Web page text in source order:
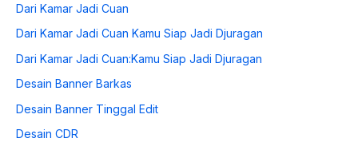
Dari Kamar Jadi Cuan
Dari Kamar Jadi Cuan Kamu Siap Jadi Djuragan
Dari Kamar Jadi Cuan:Kamu Siap Jadi Djuragan
Desain Banner Barkas
Desain Banner Tinggal Edit
Desain CDR